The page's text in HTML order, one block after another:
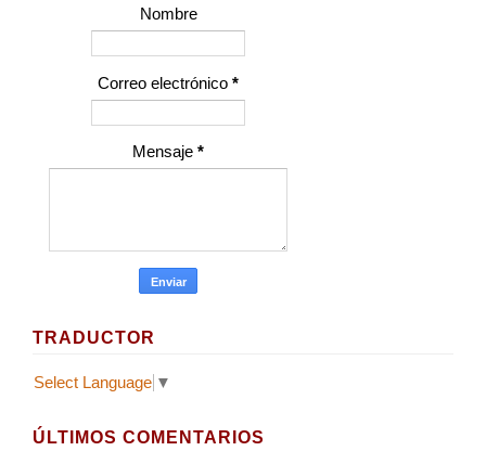
Nombre
Correo electrónico *
Mensaje *
TRADUCTOR
Select Language ▼
ÚLTIMOS COMENTARIOS